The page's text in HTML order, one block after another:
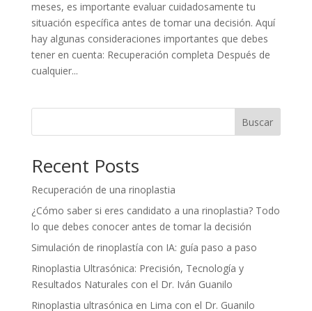
meses, es importante evaluar cuidadosamente tu
situación específica antes de tomar una decisión. Aquí
hay algunas consideraciones importantes que debes
tener en cuenta: Recuperación completa Después de
cualquier...
Buscar
Recent Posts
Recuperación de una rinoplastia
¿Cómo saber si eres candidato a una rinoplastia? Todo
lo que debes conocer antes de tomar la decisión
Simulación de rinoplastía con IA: guía paso a paso
Rinoplastia Ultrasónica: Precisión, Tecnología y
Resultados Naturales con el Dr. Iván Guanilo
Rinoplastia ultrasónica en Lima con el Dr. Guanilo